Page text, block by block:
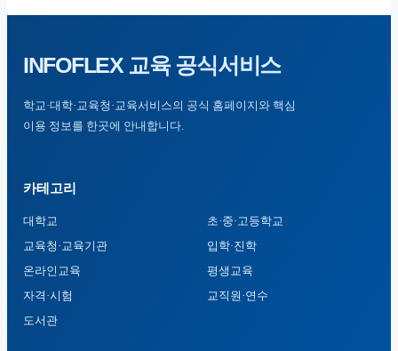
INFOFLEX 교육 공식서비스
학교·대학·교육청·교육서비스의 공식 홈페이지와 핵심
이용 정보를 한곳에 안내합니다.
카테고리
대학교
초·중·고등학교
교육청·교육기관
입학·진학
온라인교육
평생교육
자격·시험
교직원·연수
도서관